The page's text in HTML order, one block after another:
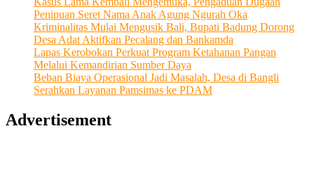
Penipuan Seret Nama Anak Agung Ngurah Oka
Kriminalitas Mulai Mengusik Bali, Bupati Badung Dorong
Desa Adat Aktifkan Pecalang dan Bankamda
Lapas Kerobokan Perkuat Program Ketahanan Pangan
Melalui Kemandirian Sumber Daya
Beban Biaya Operasional Jadi Masalah, Desa di Bangli
Serahkan Layanan Pamsimas ke PDAM
Advertisement